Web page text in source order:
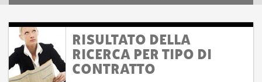
RISULTATO DELLA
RICERCA PER TIPO DI
CONTRATTO